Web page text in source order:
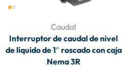
Caudal
Interruptor de caudal de nivel
de líquido de 1″ roscado con caja
Nema 3R